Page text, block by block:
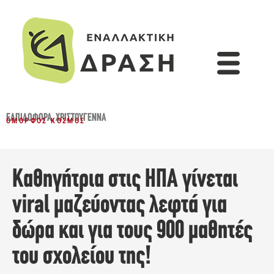
ΕΛΠΙΔΟΦΌΡΑ,ΧΡΙΣΤΟΎΓΕΝΝΑ
ΌΜΟΡΦΟΣ ΚΌΣΜΟΣ
Καθηγήτρια στις ΗΠΑ γίνεται
viral μαζεύοντας λεφτά για
δώρα και για τους 900 μαθητές
του σχολείου της!